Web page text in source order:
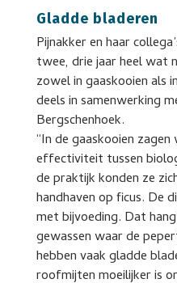
Gladde bladeren
Pijnakker en haar
twee, drie jaar heel wat
zowel in gaaskooien als
deels in samenwerking
Bergschenhoek.
“In de gaaskooien
effectiviteit tussen
de praktijk konden ze
handhaven op ficus. De
met bijvoeding. Dat
gewassen waar de
hebben vaak gladde
roofmijten moeilijker is